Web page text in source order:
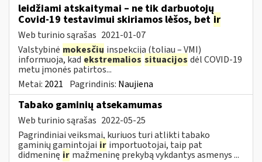
leidžiami atskaitymai – ne tik darbuotojų
Covid-19 testavimui skiriamos lėšos, bet ir
Web turinio sąrašas 2021-01-07
Valstybinė mokesčių inspekcija (toliau – VMI)
informuoja, kadekstremalios situacijos dėl COVID-19
metu įmonės patirtos...
Metai: 2021 Pagrindinis: Naujiena
Tabako gaminių atsekamumas
Web turinio sąrašas 2022-05-25
Pagrindiniai veiksmai, kuriuos turi atlikti tabako
gaminių gamintojai ir importuotojai, taip pat
didmeninę ir mažmeninę prekybą vykdantys asmenys ...